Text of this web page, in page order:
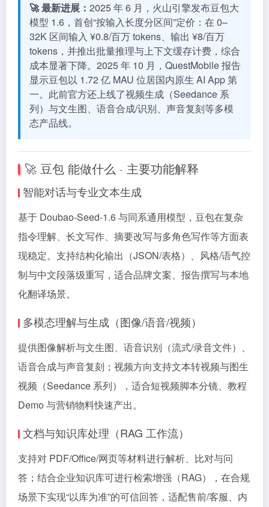
🚀 最新进展： 2025 年 6 月，火山引擎发布豆包大
模型 1.6，首创“按输入长度分区间”定价：在 0–
32K 区间输入 ¥0.8/百万 tokens、输出 ¥8/百万
tokens，并推出批量推理与上下文缓存计费，综合
成本显著下降。2025 年 10 月，QuestMobile 报告
显示豆包以 1.72 亿 MAU 位居国内原生 AI App 第
一。此前官方还上线了视频生成（Seedance 系
列）与文生图、语音合成/识别、声音复刻等多模
态产品线。
🚀 豆包 能做什么 · 主要功能解释
智能对话与专业文本生成
基于 Doubao-Seed-1.6 与同系通用模型，豆包在复杂
指令理解、长文写作、摘要改写与多角色写作等方面表
现稳定。支持结构化输出（JSON/表格）、风格/语气控
制与中文段落级重写，适合品牌文案、报告撰写与本地
化翻译场景。
多模态理解与生成（图像/语音/视频）
提供图像解析与文生图、语音识别（流式/录音文件）、
语音合成与声音复刻；视频方向支持文本转视频与图生
视频（Seedance 系列），适合短视频脚本分镜、教程
Demo 与营销物料快速产出。
文档与知识库处理（RAG 工作流）
支持对 PDF/Office/网页等材料进行解析、比对与问
答；结合企业知识库可进行检索增强（RAG），在合规
场景下实现“以库为准”的可信回答，适配售前/客服、内